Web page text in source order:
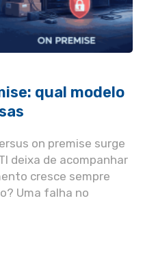
qual modelo
on premise surge
deixa de acompanhar
cresce sempre
Uma falha no